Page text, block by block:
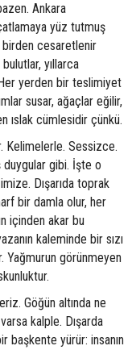
Ankara
yüz tutmuş
birden cesaretlenir
yıllarca
yerden bir teslimiyet
susar, ağaçlar eğilir,
ıslak cümlesidir çünkü.
Kelimelerle. Sessizce.
duygular gibi. İşte o
Dışarıda toprak
bir damla olur, her
içinden akar bu
kaleminde bir sızı
Yağmurun görünmeyen
Göğün altında ne
kalple. Dışarda
başkente yürür: insanın